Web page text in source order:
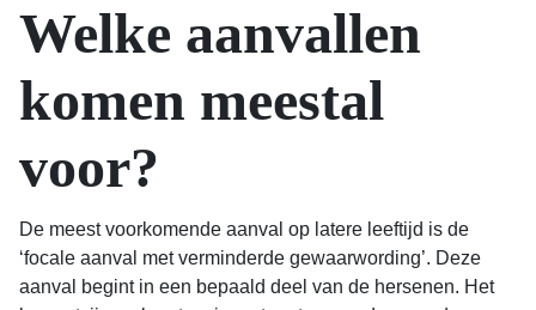
Welke aanvallen
komen meestal
voor?
De meest voorkomende aanval op latere leeftijd is de
‘focale aanval met verminderde gewaarwording’. Deze
aanval begint in een bepaald deel van de hersenen. Het